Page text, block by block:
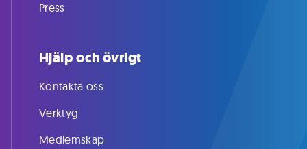
Press
Hjälp och övrigt
Kontakta oss
Verktyg
Medlemskap